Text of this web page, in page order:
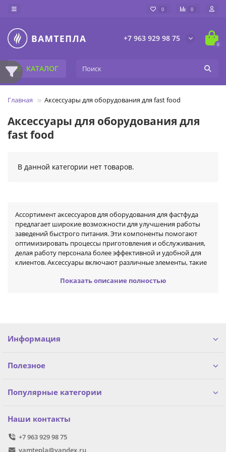
0 0
+7 963 929 98 75
0
КАТАЛОГ
Главная Аксессуары для оборудования для fast food
Аксессуары для оборудования для
fast food
В данной категории нет товаров.
Ассортимент аксессуаров для оборудования для фастфуда
предлагает широкие возможности для улучшения работы
заведений быстрого питания. Эти компоненты помогают
оптимизировать процессы приготовления и обслуживания,
делая работу персонала более эффективной и удобной для
клиентов. Аксессуары включают различные элементы, такие
специализированные формы для выпечки, кухонная утварь
- Специальные контейнеры для хранения продуктов и
приготовления булочек и кексов
- Инструменты для быстрого приготовления и обслуживания
- Оборудование для упаковки готовых продуктов
Эти аксессуары значительно повышают эффективность
Показать описание полностью
Информация
Полезное
Популярные категории
Наши контакты
+7 963 929 98 75
vamtepla@yandex.ru